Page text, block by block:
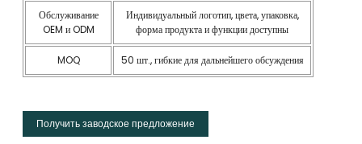
Обслуживание
OEM и ODM
Индивидуальный логотип, цвета, упаковка,
форма продукта и функции доступны
MOQ 50 шт., гибкие для дальнейшего обсуждения
Получить заводское предложение